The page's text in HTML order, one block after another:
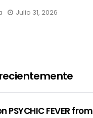
Julio 31, 2026
PSYCHIC FEVER from